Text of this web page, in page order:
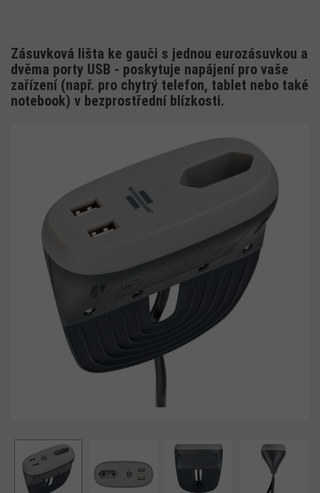
Zásuvková lišta ke gauči s jednou eurozásuvkou a
dvěma porty USB - poskytuje napájení pro vaše
zařízení (např. pro chytrý telefon, tablet nebo také
notebook) v bezprostřední blízkosti.